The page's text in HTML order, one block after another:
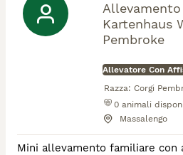
Allevamento
Kartenhaus
Pembroke
Allevatore Con
Razza: Corgi
0 animali
Massalengo
Mini allevamento familiare con